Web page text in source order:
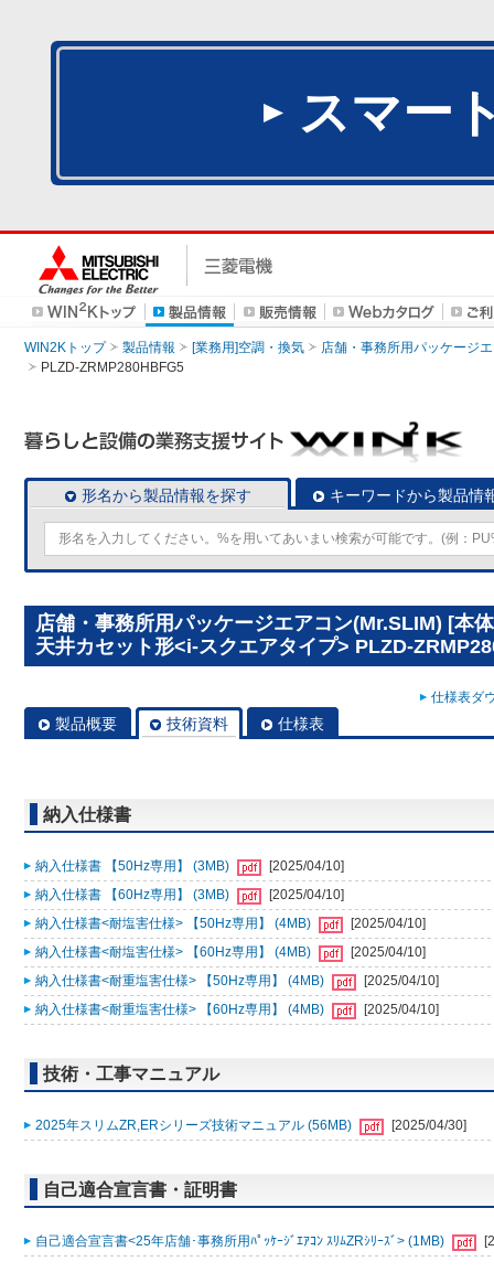
スマー
WIN2Kトップ 製品情報 [業務用]空調・換気
店舗・事務所用パッケージ
PLZD-ZRMP280HBFG5
形名から製品情報を探す キーワードから製品情
店舗・事務所用パッケージエアコン(Mr.SLIM) [本
天井カセット形<i-スクエアタイプ> PLZD-
仕様表ダ
製品概要 技術資料 仕様表
納入仕様書
納入仕様書 【50Hz専用】 (3MB)
[2025/04/10]
納入仕様書 【60Hz専用】 (3MB)
[2025/04/10]
納入仕様書<耐塩害仕様> 【50Hz専用】 (4MB)
[2025/04/10]
納入仕様書<耐塩害仕様> 【60Hz専用】 (4MB)
[2025/04/10]
納入仕様書<耐重塩害仕様> 【50Hz専用】 (4MB)
[2025/04/10]
納入仕様書<耐重塩害仕様> 【60Hz専用】 (4MB)
[2025/04/10]
技術・工事マニュアル
2025年スリムZR,ERシリーズ技術マニュアル (56MB) [2025/04/30]
自己適合宣言書・証明書
自己適合宣言書<25年店舗･事務所用ﾊﾟｯｹｰｼﾞｴｱｺﾝ ｽﾘﾑZRｼﾘｰｽﾞ> (1MB)